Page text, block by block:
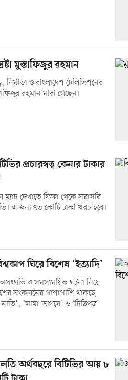
মুস্তাফিজুর রহমান
নির্মাতা ও বাংলাদেশ টেলিভিশনের
রহমান মারা গেছেন।
প্রচারস্বত্ব কেনার টাকার
ম্যাচ দেখাতে ফিফা থেকে সরাসরি
এ জন্য ৭৩ কোটি টাকা খরচ হবে।
ঘিরে বিশেষ ‘ইত্যাদি’
ও সমসাময়িক ঘটনা নিয়ে
সংকলনের পাশাপাশি থাকছে
‘মামা-ভাগনে’ ও ‘চিঠিপত্র’
অর্থবছরে বিটিভির আয় ৮